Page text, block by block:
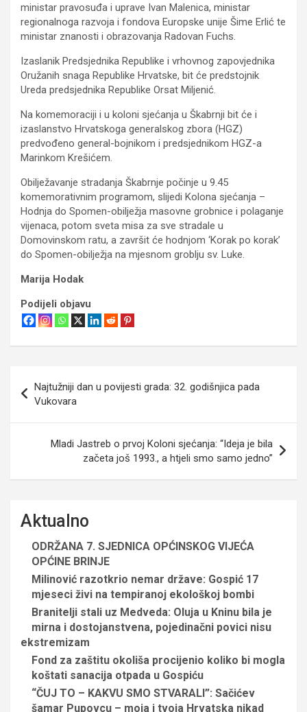
ministar pravosuđa i uprave Ivan Malenica, ministar
regionalnoga razvoja i fondova Europske unije Šime Erlić te
ministar znanosti i obrazovanja Radovan Fuchs.
Izaslanik Predsjednika Republike i vrhovnog zapovjednika
Oružanih snaga Republike Hrvatske, bit će predstojnik
Ureda predsjednika Republike Orsat Miljenić.
Na komemoraciji i u koloni sjećanja u Škabrnji bit će i
izaslanstvo Hrvatskoga generalskog zbora (HGZ)
predvođeno general-bojnikom i predsjednikom HGZ-a
Marinkom Krešićem.
Obilježavanje stradanja Škabrnje počinje u 9.45
komemorativnim programom, slijedi Kolona sjećanja –
Hodnja do Spomen-obilježja masovne grobnice i polaganje
vijenaca, potom sveta misa za sve stradale u
Domovinskom ratu, a završit će hodnjom ‘Korak po korak’
do Spomen-obilježja na mjesnom groblju sv. Luke.
Marija Hodak
Podijeli objavu
objava
Najtužniji dan u povijesti grada: 32. godišnjica pada
Vukovara
Mladi Jastreb o prvoj Koloni sjećanja: “Ideja je bila
začeta još 1993., a htjeli smo samo jedno”
Aktualno
ODRŽANA 7. SJEDNICA OPĆINSKOG VIJEĆA
OPĆINE BRINJE
Milinović razotkrio nemar države: Gospić 17
mjeseci živi na tempiranoj ekološkoj bombi
Branitelji stali uz Medveda: Oluja u Kninu bila je
mirna i dostojanstvena, pojedinačni povici nisu
ekstremizam
Fond za zaštitu okoliša procijenio koliko bi mogla
koštati sanacija otpada u Gospiću
“ČUJ TO – KAKVU SMO STVARALI”: Sačićev
šamar Pupovcu – moja i tvoja Hrvatska nikad